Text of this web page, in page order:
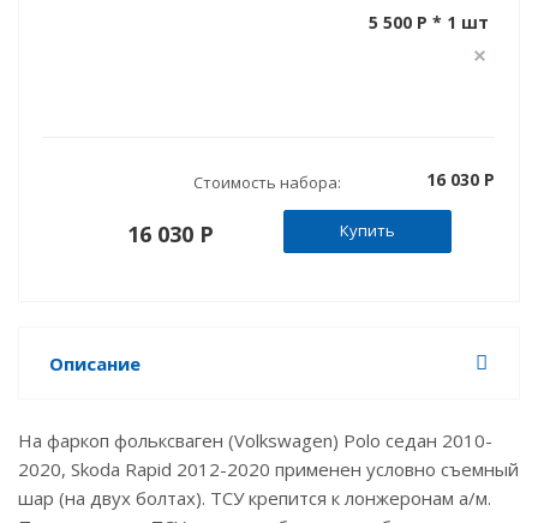
5 500 P * 1 шт
Стоимость набора: 16 030 P
16 030 P Купить
Описание
На фаркоп фольксваген (Volkswagen) Polo седан 2010-
2020, Skoda Rapid 2012-2020 применен условно съемный
шар (на двух болтах). ТСУ крепится к лонжеронам а/м.